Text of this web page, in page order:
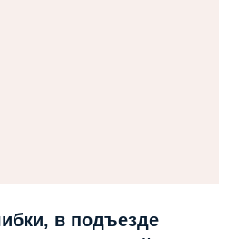
в подъезде